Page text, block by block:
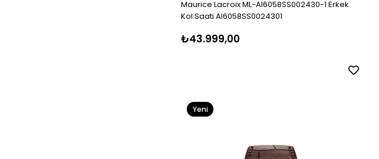
Maurice Lacroix ML-AI6058SS002430-1 Erkek
Kol Saati AI6058SS0024301
₺43.999,00
Yeni